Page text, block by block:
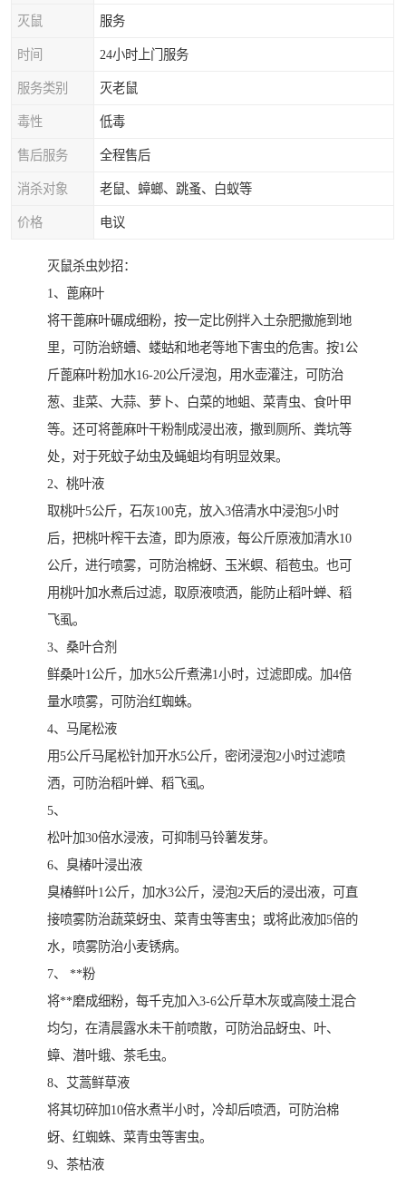
灭鼠 服务
时间 24小时上门服务
服务类别 灭老鼠
毒性 低毒
售后服务 全程售后
消杀对象 老鼠、蟑螂、跳蚤、白蚁等
价格 电议
灭鼠杀虫妙招：
1、蓖麻叶
将干蓖麻叶碾成细粉，按一定比例拌入土杂肥撒施到地
里，可防治蛴螬、蝼蛄和地老等地下害虫的危害。按1公
斤蓖麻叶粉加水16-20公斤浸泡，用水壶灌注，可防治
葱、韭菜、大蒜、萝卜、白菜的地蛆、菜青虫、食叶甲
等。还可将蓖麻叶干粉制成浸出液，撒到厕所、粪坑等
处，对于死蚊子幼虫及蝇蛆均有明显效果。
2、桃叶液
取桃叶5公斤，石灰100克，放入3倍清水中浸泡5小时
后，把桃叶榨干去渣，即为原液，每公斤原液加清水10
公斤，进行喷雾，可防治棉蚜、玉米螟、稻苞虫。也可
用桃叶加水煮后过滤，取原液喷洒，能防止稻叶蝉、稻
飞虱。
3、桑叶合剂
鲜桑叶1公斤，加水5公斤煮沸1小时，过滤即成。加4倍
量水喷雾，可防治红蜘蛛。
4、马尾松液
用5公斤马尾松针加开水5公斤，密闭浸泡2小时过滤喷
洒，可防治稻叶蝉、稻飞虱。
5、
松叶加30倍水浸液，可抑制马铃薯发芽。
6、臭椿叶浸出液
臭椿鲜叶1公斤，加水3公斤，浸泡2天后的浸出液，可直
接喷雾防治蔬菜蚜虫、菜青虫等害虫；或将此液加5倍的
水，喷雾防治小麦锈病。
7、 **粉
将**磨成细粉，每千克加入3-6公斤草木灰或高陵土混合
均匀，在清晨露水未干前喷散，可防治品蚜虫、叶、
蟑、潜叶蛾、茶毛虫。
8、艾蒿鲜草液
将其切碎加10倍水煮半小时，冷却后喷洒，可防治棉
蚜、红蜘蛛、菜青虫等害虫。
9、茶枯液